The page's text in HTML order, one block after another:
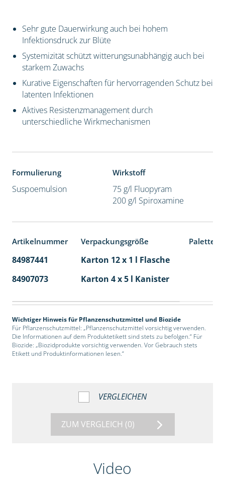
Sehr gute Dauerwirkung auch bei hohem
Infektionsdruck zur Blüte
Systemizität schützt witterungsunabhängig auch bei
starkem Zuwachs
Kurative Eigenschaften für hervorragenden Schutz bei
latenten Infektionen
Aktives Resistenzmanagement durch
unterschiedliche Wirkmechanismen
Formulierung
Suspoemulsion
Wirkstoff
75 g/l Fluopyram
200 g/l Spiroxamine
Artikelnummer Verpackungsgröße
84987441 Karton 12 x 1 l Flasche
84907073
Karton 4 x 5 l Kanister
Wichtiger Hinweis für Pflanzenschutzmittel und Biozide
Für Pflanzenschutzmittel: „Pflanzenschutzmittel vorsichtig verwenden.
Die Informationen auf dem Produktetikett sind stets zu befolgen.“ Für
Biozide: „Biozidprodukte vorsichtig verwenden. Vor Gebrauch stets
Etikett und Produktinformationen lesen.“
VERGLEICHEN
ZUM VERGLEICH (0)
Video